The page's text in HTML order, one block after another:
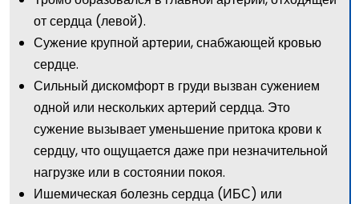
от сердца (левой).
Сужение крупной артерии, снабжающей кровью
сердце.
Сильный дискомфорт в груди вызван сужением
одной или нескольких артерий сердца. Это
сужение вызывает уменьшение притока крови к
сердцу, что ощущается даже при незначительной
нагрузке или в состоянии покоя.
Ишемическая болезнь сердца (ИБС) или